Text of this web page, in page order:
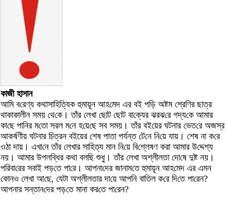
কাজী হাসান
আ‌মি ব‌রেণ্য কথাসা‌হি‌ত্যিক হুমায়ূন আহ‌মেদ এর বই প‌ড়ি অষ্টম শ্রেণির ছাত্র
থাকাকালীন সময় থে‌কে। তাঁর লেখা ছোট ছোট বা‌ক্যের ঝরঝ‌রে গদ্য‌কে আমার
কা‌ছে পা‌নির ম‌তো সরল ম‌নে হ‌য়ে‌ছে সব সময়। তাঁর বই‌য়ের ঘটনার ভেত‌রে অজস্র
আকর্ষণীয় ঘটনার চিত্রন বইয়ের শেষ পাতা পর্যন্ত টে‌নে নি‌য়ে যায়। শেষ না ক‌রে
ওঠা দায়। এখা‌নে তাঁর লেখার সা‌হিত্য মান নি‌য়ে বি‌শ্লেষণ করা আমার উ‌দ্দেশ্য
নয়। আমার উপল‌ব্ধির কথা বল‌ছি শুধু। তাঁর লেখা অশ্লীলতা দো‌ষে দুষ্ট নয়।
প‌রিবা‌রের সবাই পড়‌তে পা‌রে। আপনা‌দের জানাম‌তে হুমায়ূন আহ‌মেদ এর এমন
কোনও লেখা আ‌ছে, যেটা অশ্লীলতার দা‌য়ে আপ‌নি বা‌তিল ক‌রে দি‌তে পা‌রেন?
আপনার সন্তান‌দের পড়‌তে মানা কর‌তে পা‌রেন?